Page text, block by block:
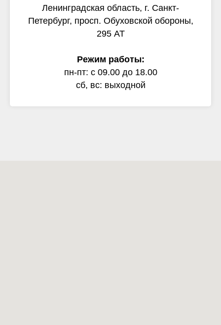
Ленинградская область, г. Санкт-
Петербург, просп. Обуховской обороны,
295 АТ
Режим работы:
пн-пт: с 09.00 до 18.00
сб, вс: выходной